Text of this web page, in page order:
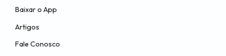
Baixar o App
Artigos
Fale Conosco